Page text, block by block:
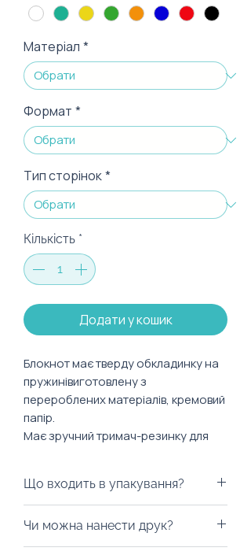
Матеріал *
Формат *
Тип сторінок*
Кількість *
Додати у кошик
Блокнот має тверду обкладинку на
пружинівиготовлену з
перероблених матеріалів, кремовий
папір.
Має зручний тримач-резинку для
Характеристики:
Розмір: 120x148 мм
Тип сторінок: клітинка
Формат: А6
Що входить в упакування?
яку коробку на ваш смак, пакети
з екологічних матеріалів, дой-
Чи можна нанести друк?